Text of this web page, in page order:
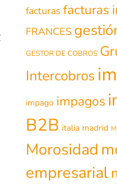
facturas facturas
FRANCES
GESTOR DE COBROS
Intercobros
impago impagos
B2B italia madrid
Morosidad
empresarial